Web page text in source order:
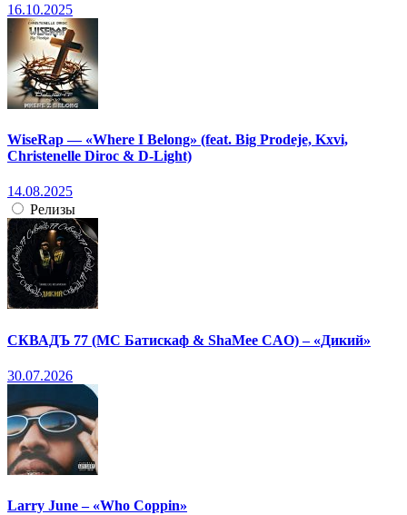
16.10.2025
WiseRap — «Where I Belong» (feat. Big Prodeje, Kxvi,
Christenelle Diroc & D-Light)
14.08.2025
Релизы
СКВАДЪ 77 (МС Батискаф & ShaMee CAO) – «Дикий»
30.07.2026
Larry June – «Who Coppin»